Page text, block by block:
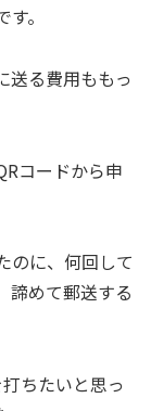
。
送る費用ももっ
コードから申
のに、何回して
諦めて郵送する
ちたいと思っ